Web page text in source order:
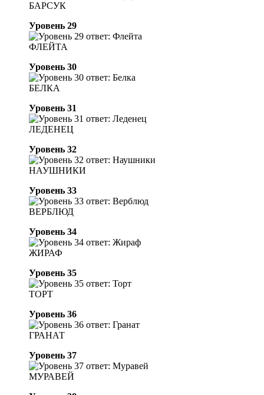
БАРСУК
Уровень 29
ФЛЕЙТА
Уровень 30
БЕЛКА
Уровень 31
ЛЕДЕНЕЦ
Уровень 32
НАУШНИКИ
Уровень 33
ВЕРБЛЮД
Уровень 34
ЖИРАФ
Уровень 35
ТОРТ
Уровень 36
ГРАНАТ
Уровень 37
МУРАВЕЙ